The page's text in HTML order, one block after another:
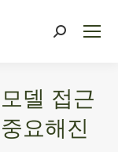
델 접근
요해진